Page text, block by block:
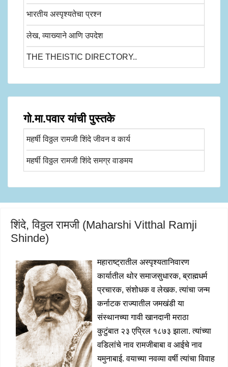
भारतीय अस्पृश्यतेचा प्रश्न
लेख, व्याख्याने आणि उपदेश
THE THEISTIC DIRECTORY..
गो.मा.पवार यांची पुस्तके
महर्षी विठ्ठल रामजी शिंदे जीवन व कार्य
महर्षी विठ्ठल रामजी शिंदे समग्र वाङमय
शिंदे, विठ्ठल रामजी (Maharshi Vitthal Ramji
Shinde)
महाराष्ट्रातील अस्पृश्यतानिवारण
कार्यातील थोर समाजसुधारक, ब्राह्मधर्म
प्रचारक, संशोधक व लेखक. त्यांचा जन्म
कर्नाटक राज्यातील जमखंडी या
संस्थानच्या गावी खानदानी मराठा
कुटुंबात २३ एप्रिल १८७३ झाला. त्यांच्या
वडिलांचे नाव रामजीबाबा व आईचे नाव
यमुनाबाई. वयाच्या नवव्या वर्षी त्यांचा विवाह